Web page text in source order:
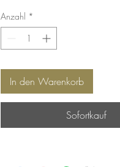
Anzahl *
In den Warenkorb
Sofortkauf